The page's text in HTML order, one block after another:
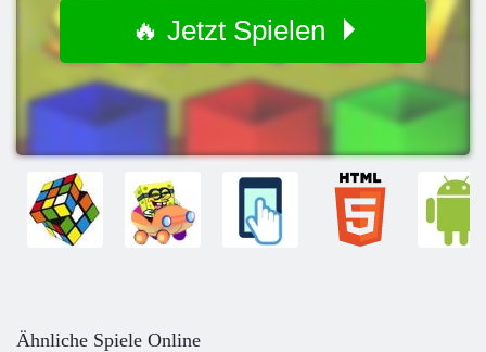
🔥 Jetzt Spielen
Ähnliche Spiele Online